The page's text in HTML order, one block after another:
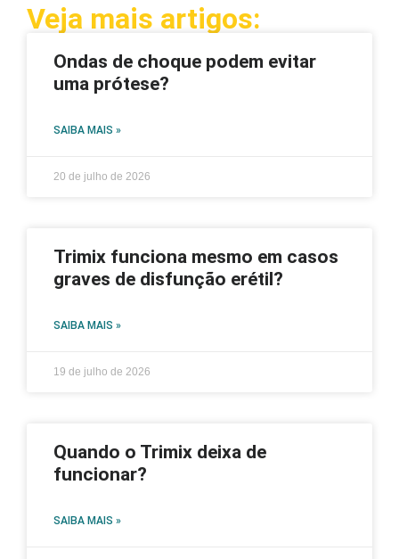
Veja mais artigos:
Ondas de choque podem evitar
uma prótese?
SAIBA MAIS »
20 de julho de 2026
Trimix funciona mesmo em casos
graves de disfunção erétil?
SAIBA MAIS »
19 de julho de 2026
Quando o Trimix deixa de
funcionar?
SAIBA MAIS »